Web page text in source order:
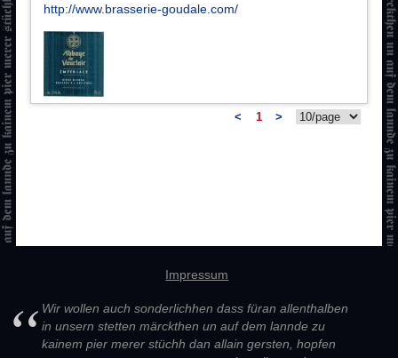
http://www.brasserie-goudale.com/
< 1 >
Impressum
Wir wollen auch sonderlichhen dass füran allenthalben
in unsern stetten märckthen un auf dem lannde zu
kainem pier merer stüchh dan allain gersten, hopfen